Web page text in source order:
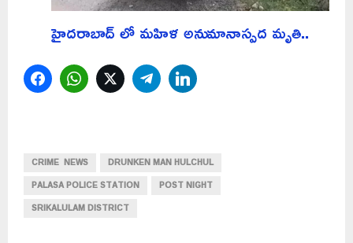
హైదరాబాద్ లో మహిళ అనుమానాస్పద మృతి..
FacebookWhatsAppTwitterTelegram
CRIME NEWS
DRUNKEN MAN HULCHUL
PALASA POLICE STATION
POST NIGHT
SRIKALULAM DISTRICT